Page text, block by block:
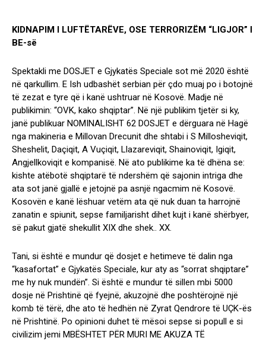
KIDNAPIM I LUFTËTARËVE, OSE TERRORIZËM “LIGJOR” I
BE-së
Spektakli me DOSJET e Gjykatës Speciale sot më 2020 është
në qarkullim. E Ish udbashët serbian për çdo muaj po i botojnë
të zezat e tyre që i kanë ushtruar në Kosovë. Madje në
publikimin: “OVK, kako shqiptar”. Në një publikim tjetër si ky,
janë publikuar NOMINALISHT 62 DOSJET e dërguara në Hagë
nga makineria e Millovan Drecunit dhe shtabi i S Millosheviqit,
Sheshelit, Daçiqit, A Vuçiqit, Llazareviqit, Shainoviqit, Igiqit,
Angjellkoviqit e kompanisë. Në ato publikime ka të dhëna se:
kishte atëbotë shqiptarë të ndershëm që sajonin intriga dhe
ata sot janë gjallë e jetojnë pa asnjë ngacmim në Kosovë.
Kosovën e kanë lëshuar vetëm ata që nuk duan ta harrojnë
zanatin e spiunit, sepse familjarisht dihet kujt i kanë shërbyer,
së pakut gjatë shekullit XIX dhe shek.. XX.
Tani, si është e mundur që dosjet e hetimeve të dalin nga
“kasafortat” e Gjykatës Speciale, kur aty as “sorrat shqiptare”
me hy nuk mundën”. Si është e mundur të sillen mbi 5000
dosje në Prishtinë që fyejnë, akuzojnë dhe poshtërojnë një
komb të tërë, dhe ato të hedhën në Zyrat Qendrore të UÇK-ës
në Prishtinë. Po opinioni duhet të mësoi sepse si popull e si
civilizim jemi MBËSHTET PËR MURI ME AKUZA TË